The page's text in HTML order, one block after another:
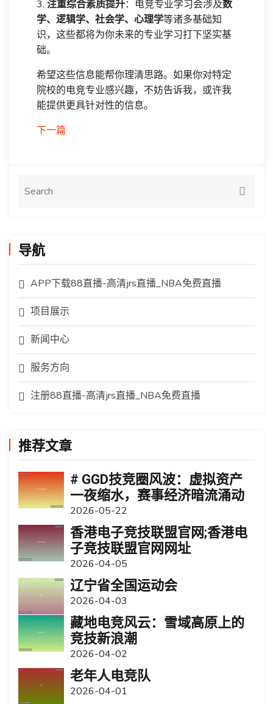
3. 注重综合素质提升：电竞专业学习会涉及数
学、逻辑学、社会学、心理学等诸多基础知
识，这些都将为你未来的专业学习打下坚实基
础。
希望这些信息能帮你理清思路。如果你对特定
院校的电竞专业感兴趣，不妨告诉我，或许我
能提供更具针对性的信息。
下一篇
导航
APP下载88直播-高清jrs直播_NBA免费直播
项目展示
新闻中心
服务方向
注册88直播-高清jrs直播_NBA免费直播
推荐文章
# GGD技竞圈风波：虚拟资产
一夜缩水，赛事经济暗流涌动
2026-05-22
香港电子竞技联盟官网;香港电
子竞技联盟官网网址
2026-04-05
辽宁省全国运动会
2026-04-03
藏地电竞风云：雪域高原上的
竞技新浪潮
2026-04-02
老年人电竞队
2026-04-01